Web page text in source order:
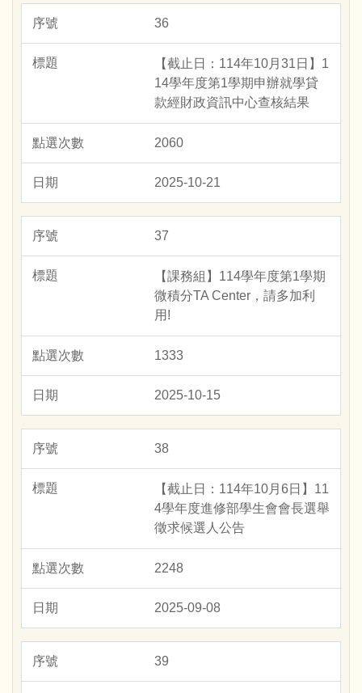
36
【截止日：114年10月31日】1
14學年度第1學期申辦就學貸
款經財政資訊中心查核結果
2060
2025-10-21
37
【課務組】114學年度第1學期
微積分TA Center，請多加利
用!
1333
2025-10-15
38
【截止日：114年10月6日】11
4學年度進修部學生會會長選舉
徵求候選人公告
2248
2025-09-08
39